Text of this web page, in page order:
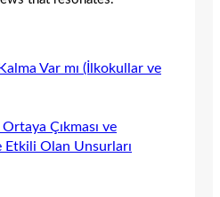
Var mı (İlkokullar ve
Çıkması ve
Etkili Olan Unsurları